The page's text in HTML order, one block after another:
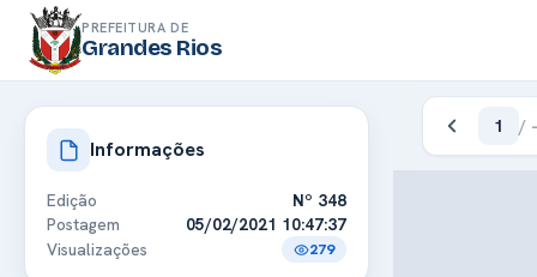
PREFEITURA DE
Grandes Rios
Informações
Edição
Nº 348
Postagem
05/02/2021 10:47:37
Visualizações
279
1 / –